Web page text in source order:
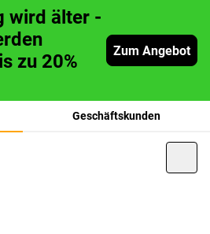
wird älter -
zu 20%
Zum Angebot
Geschäftskunden